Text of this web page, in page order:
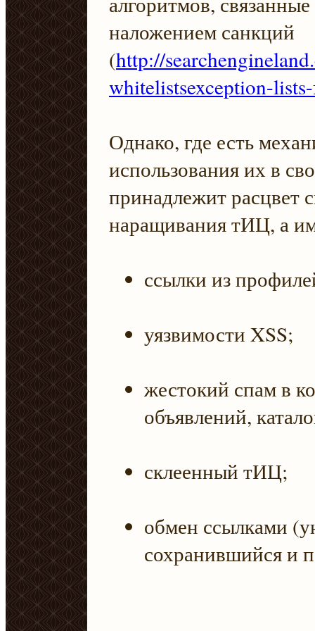
наложением санкций
(http://
whitelistsexception-
Однако, где есть
использования их в
принадлежит расцвет
наращивания тИЦ, а
ссылки из
уязвимости XSS;
жестокий спам в
объявлений,
склеенный тИЦ;
обмен ссылками
сохранившийся и